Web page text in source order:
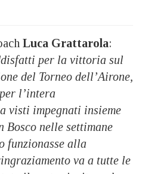
Luca Grattarola:
per la vittoria sul
del Torneo dell’Airone,
l’intera
visti impegnati insieme
Bosco nelle settimane
funzionasse alla
va a tutte le